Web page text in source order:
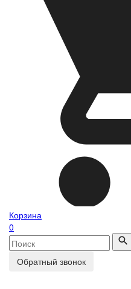
Корзина
0
Обратный звонок